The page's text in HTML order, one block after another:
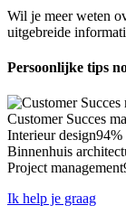
Wil je meer weten
uitgebreide
Persoonlijke tips
Customer Succes
Interieur design94%
Binnenhuis
Project management
Ik help je graag